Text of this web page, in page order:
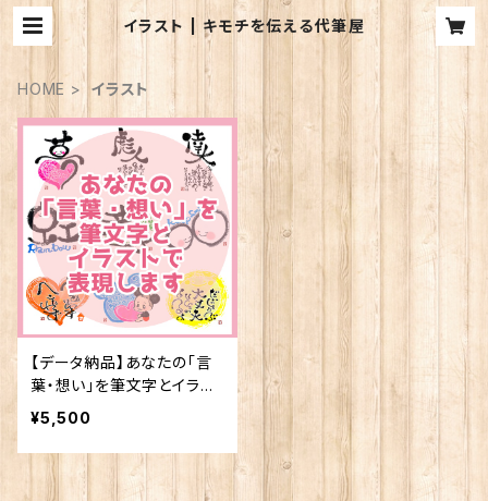
イラスト | キモチを伝える代筆屋
HOME イラスト
【データ納品】あなたの「言
葉・想い」を筆文字とイラス
トで表現します。
¥5,500